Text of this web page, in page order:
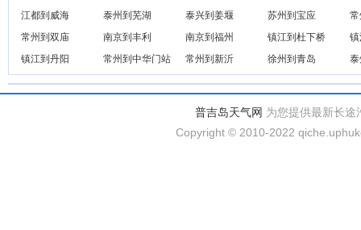
江都到威海
泰州到芜湖 泰兴到姜堰 苏州到宝应
常州到双庙
南京到丰利 南京到福州 镇江到杜下桥
镇江到丹阳
常州到中华门站 常州到新沂 徐州到青岛
普吉岛天气网 为您提供最新长途
Copyright © 2010-2022